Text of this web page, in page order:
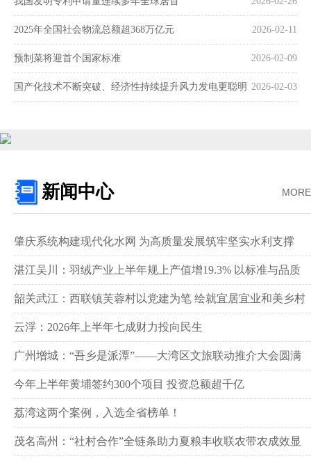
2026-02-11
2025年全国社会物流总额超368万亿元
2026-02-09
预制菜将迎首个国家标准
2026-02-03
国产化技术不断突破、经济性持续提升风力发电更聪明
MORE
新闻中心
肇庆系统构建现代化水网 为高质量发展筑牢坚实水利支撑‌
湛江吴川：羽绒产业上半年规上产值增19.3% 以标准与品质
领跑全国赛道‌
韶关武江：西联镇芙蓉村以党建为笔 绘就宜居宜业和美乡村
新画卷‌
云浮：2026年上半年七成财力投向民生
广州增城：“吾乡是派潭”——大湾区文旅联动推介大会圆满
举行
今年上半年黄埔签约300个项目 投资总额超千亿
荔湾这两个案例，入选全省榜单！
茂名高州：“社村合作”全链条助力夏粮丰收联农带农成效显